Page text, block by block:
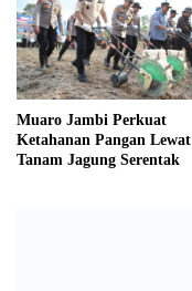
Muaro Jambi Perkuat
Ketahanan Pangan Lewat
Tanam Jagung Serentak